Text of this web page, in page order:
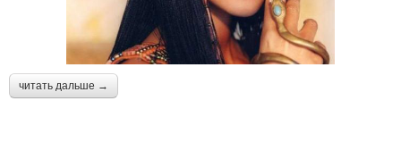
читать дальше →